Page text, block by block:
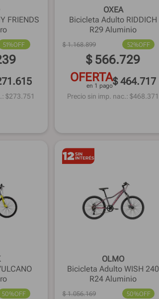
FRIENDS
51%OFF
$273.751
OXEA
Bicicleta Adulto RIDDICH
R29 Aluminio
$ 1.168.899 52%OFF
$ 566.729
OFERTA
en 1 pago$ 464.717
Precio sin imp. nac.: $468.371
50%OFF
OLMO
Bicicleta Adulto WISH 240
R24 Aluminio
$ 1.056.169 50%OFF